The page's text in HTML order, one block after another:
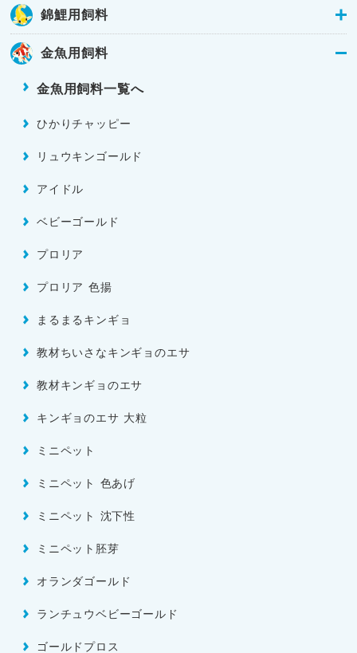
錦鯉用飼料
金魚用飼料
金魚用飼料一覧へ
ひかりチャッピー
リュウキンゴールド
アイドル
ベビーゴールド
プロリア
プロリア 色揚
まるまるキンギョ
教材ちいさなキンギョのエサ
教材キンギョのエサ
キンギョのエサ 大粒
ミニペット
ミニペット 色あげ
ミニペット 沈下性
ミニペット胚芽
オランダゴールド
ランチュウベビーゴールド
ゴールドプロス